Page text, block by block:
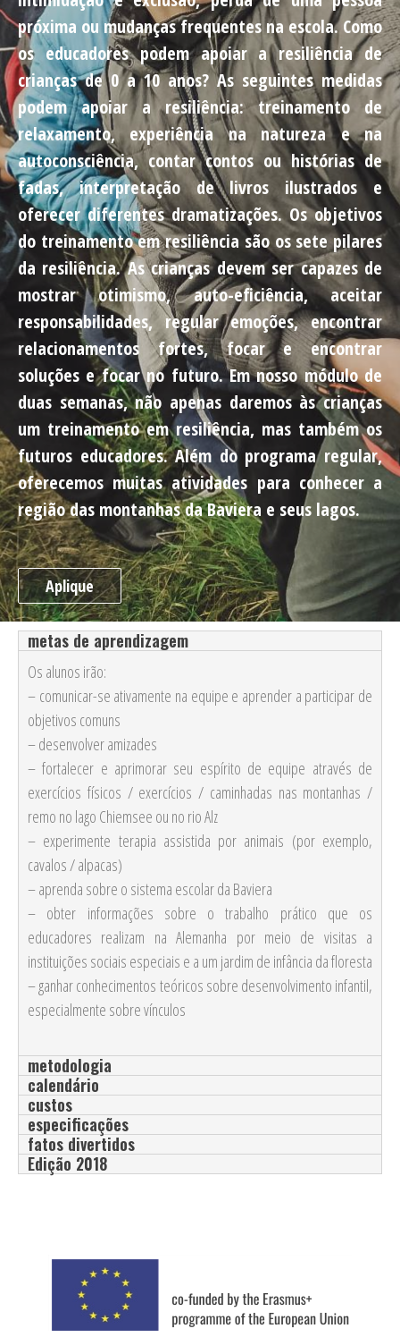
próxima ou mudanças frequentes na escola. Como
os educadores podem apoiar a resiliência de
crianças de 0 a 10 anos? As seguintes medidas
podem apoiar a resiliência: treinamento de
relaxamento, experiência na natureza e na
autoconsciência, contar contos ou histórias de
fadas, interpretação de livros ilustrados e
oferecer diferentes dramatizações. Os objetivos
do treinamento em resiliência são os sete pilares
da resiliência. As crianças devem ser capazes de
mostrar otimismo, auto-eficiência, aceitar
responsabilidades, regular emoções, encontrar
relacionamentos fortes, focar e encontrar
soluções e focar no futuro. Em nosso módulo de
duas semanas, não apenas daremos às crianças
um treinamento em resiliência, mas também os
futuros educadores. Além do programa regular,
oferecemos muitas atividades para conhecer a
região das montanhas da Baviera e seus lagos.
Aplique
metas de aprendizagem
Os alunos irão:
– comunicar-se ativamente na equipe e aprender a participar de
objetivos comuns
– desenvolver amizades
– fortalecer e aprimorar seu espírito de equipe através de
exercícios físicos / exercícios / caminhadas nas montanhas /
remo no lago Chiemsee ou no rio Alz
– experimente terapia assistida por animais (por exemplo,
cavalos / alpacas)
– aprenda sobre o sistema escolar da Baviera
– obter informações sobre o trabalho prático que os
educadores realizam na Alemanha por meio de visitas a
instituições sociais especiais e a um jardim de infância da floresta
– ganhar conhecimentos teóricos sobre desenvolvimento infantil,
especialmente sobre vínculos
metodologia
calendário
custos
especificações
fatos divertidos
Edição 2018